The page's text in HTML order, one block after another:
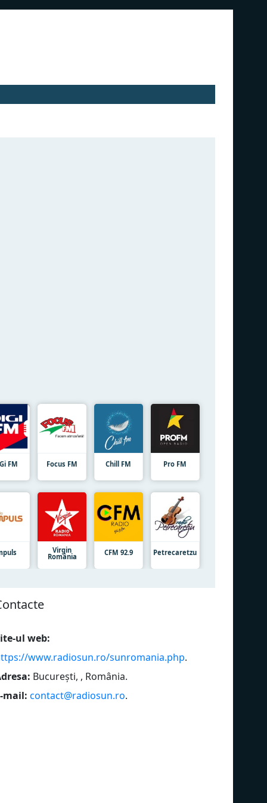
FM Focus FM Chill FM Pro FM
Virgin
România CFM 92.9 Petrecaretzu
ul web:
www.radiosun.ro/sunromania.php.
București, , România.
mail: contact@radiosun.ro.